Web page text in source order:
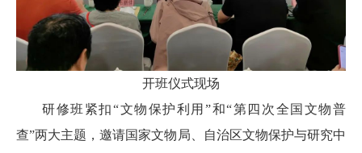
开班仪式现场
研修班紧扣“文物保护利用”和“第四次全国文物普
查”两大主题，邀请国家文物局、自治区文物保护与研究中